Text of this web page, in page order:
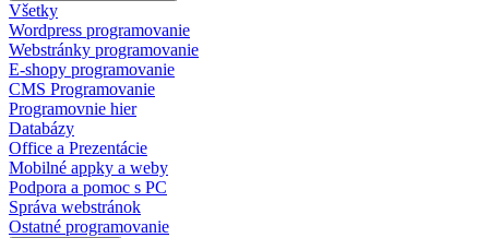
Všetky
Wordpress programovanie
Webstránky programovanie
E-shopy programovanie
CMS Programovanie
Programovnie hier
Databázy
Office a Prezentácie
Mobilné appky a weby
Podpora a pomoc s PC
Správa webstránok
Ostatné programovanie